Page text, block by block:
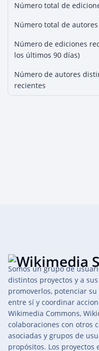
Número total de
Número total de
Número de ediciones
los últimos 90 días)
Número de autores
recientes
Somos un grupo de
distintos proyectos y a
promoverlos, potenciar
entre sí y coordinar
Wikimedia Commons,
colaboraciones con otros
asociadas y grupos de
propósitos. Los